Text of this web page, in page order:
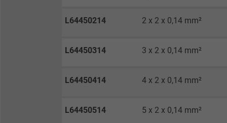
L64450214 2 x 2 x 0,14 mm²
L64450314 3 x 2 x 0,14 mm²
L64450414 4 x 2 x 0,14 mm²
L64450514 5 x 2 x 0,14 mm²